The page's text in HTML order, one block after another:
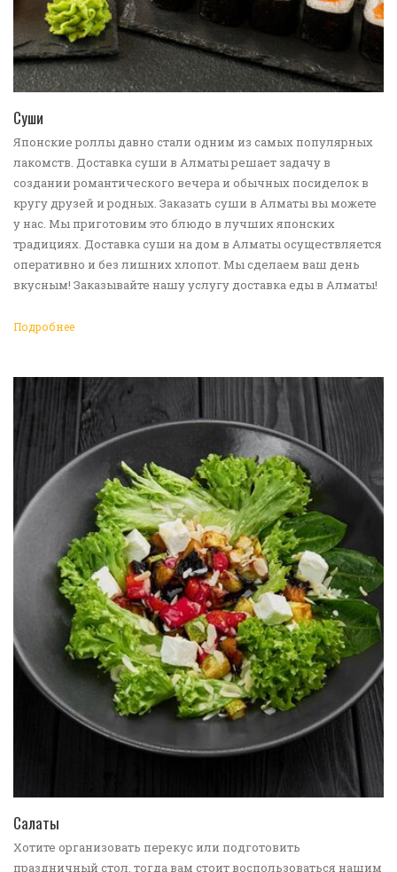
Суши
Японские роллы давно стали одним из самых популярных
лакомств. Доставка суши в Алматы решает задачу в
создании романтического вечера и обычных посиделок в
кругу друзей и родных. Заказать суши в Алматы вы можете
у нас. Мы приготовим это блюдо в лучших японских
традициях. Доставка суши на дом в Алматы осуществляется
оперативно и без лишних хлопот. Мы сделаем ваш день
вкусным! Заказывайте нашу услугу доставка еды в Алматы!
Подробнее
Салаты
Хотите организовать перекус или подготовить
праздничный стол, тогда вам стоит воспользоваться нашим